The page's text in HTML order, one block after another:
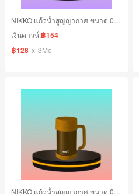
เงินดาวน์:฿154
฿128 x 3Mo